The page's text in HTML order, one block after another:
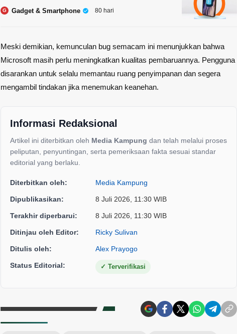
G Gadget & Smartphone 80 hari
Meski demikian, kemunculan bug semacam ini menunjukkan bahwa
Microsoft masih perlu meningkatkan kualitas pembaruannya. Pengguna
disarankan untuk selalu memantau ruang penyimpanan dan segera
mengambil tindakan jika menemukan keanehan.
Informasi Redaksional
Artikel ini diterbitkan oleh Media Kampung dan telah melalui proses
peliputan, penyuntingan, serta pemeriksaan fakta sesuai standar
editorial yang berlaku.
Diterbitkan oleh: Media Kampung
Dipublikasikan: 8 Juli 2026, 11:30 WIB
Terakhir diperbarui: 8 Juli 2026, 11:30 WIB
Ditinjau oleh Editor: Ricky Sulivan
Ditulis oleh: Alex Prayogo
Status Editorial: ✓ Terverifikasi